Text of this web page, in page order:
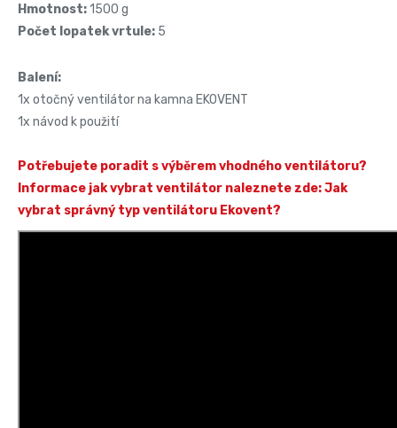
Hmotnost:1500 g
Počet lopatek vrtule: 5
Balení:
1x otočný ventilátor na kamna EKOVENT
1x návod k použití
Potřebujete poradit s výběrem vhodného ventilátoru?
Informace jak vybrat ventilátor naleznete zde: Jak
vybrat správný typ ventilátoru Ekovent?